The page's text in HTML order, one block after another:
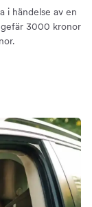
i händelse av en
3000 kronor